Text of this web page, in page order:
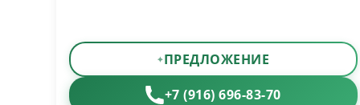
ПРЕДЛОЖЕНИЕ
+7 (916) 696-83-70